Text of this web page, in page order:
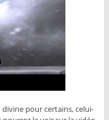
divine pour certains, celui-